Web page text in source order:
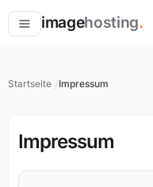
imagehosting.
Größe ändern
Startseite Impressum
Impressum